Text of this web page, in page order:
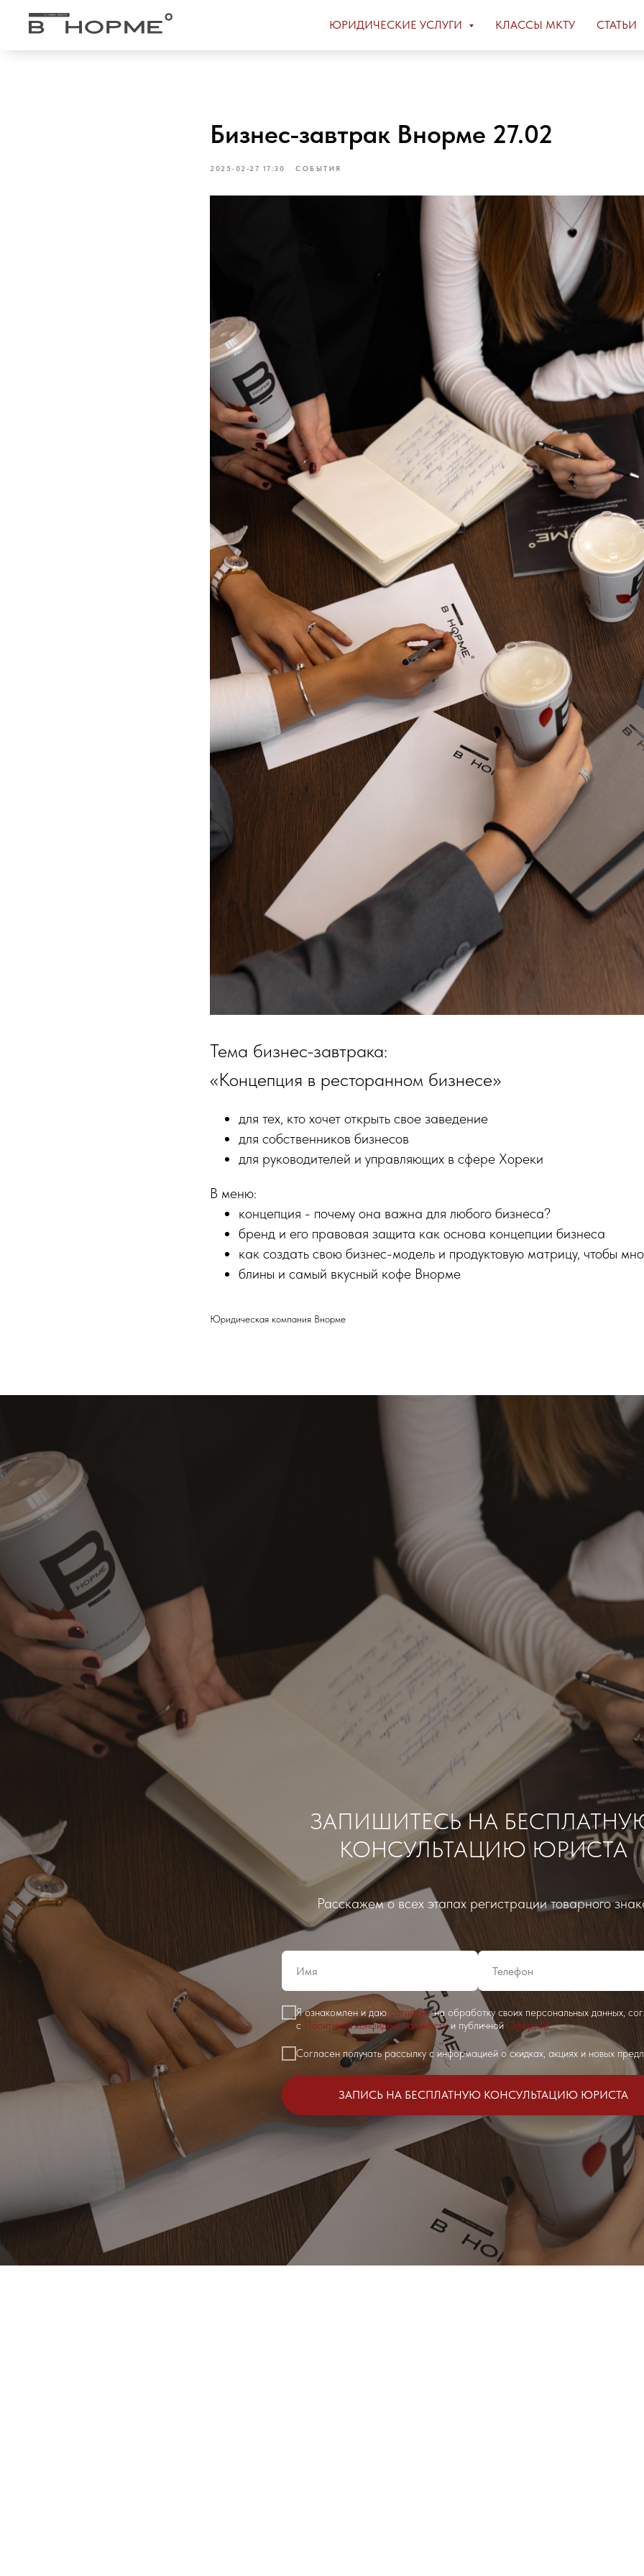
ЮРИДИЧЕСКИЕ УСЛУГИ КЛАССЫ МКТУ СТАТЬИ
Бизнес-завтрак Внорме 27.02
2025-02-27 17:30 СОБЫТИЯ
Тема бизнес-завтрака:
«Концепция в ресторанном бизнесе»
для тех, кто хочет открыть свое заведение
⁠для собственников бизнесов
⁠для руководителей и управляющих в сфере Хореки
В меню:
концепция - почему она важна для любого бизнеса?
⁠бренд и его правовая защита как основа концепции бизнеса
⁠как создать свою бизнес-модель и продуктовую матрицу, чтобы
блины и самый вкусный кофе Внорме
Юридическая компания Внорме
ЗАПИШИТЕСЬ НА
КОНСУЛЬТАЦИЮ ЮРИСТА
Расскажем о всех этапах регистрации товарного
Я ознакомлен и даю согласиена обработку своих персональных данных,
с Политикой конфиденциальностии публичной Офертой
Согласен получать рассылку с информацией о скидках, акциях и новых
ЗАПИСЬ НА БЕСПЛАТНУЮ КОНСУЛЬТАЦИЮ ЮРИСТА